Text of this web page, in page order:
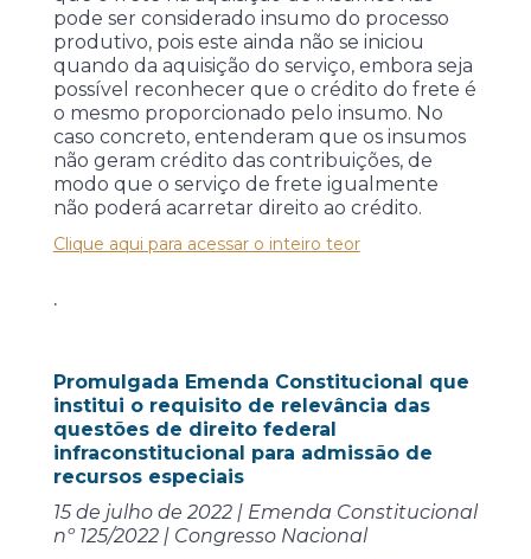
pode ser considerado insumo do processo
produtivo, pois este ainda não se iniciou
quando da aquisição do serviço, embora seja
possível reconhecer que o crédito do frete é
o mesmo proporcionado pelo insumo. No
caso concreto, entenderam que os insumos
não geram crédito das contribuições, de
modo que o serviço de frete igualmente
não poderá acarretar direito ao crédito.
Clique aqui para acessar o inteiro teor
.
Promulgada Emenda Constitucional que
institui o requisito de relevância das
questões de direito federal
infraconstitucional para admissão de
recursos especiais
15 de julho de 2022 | Emenda Constitucional
nº 125/2022 | Congresso Nacional